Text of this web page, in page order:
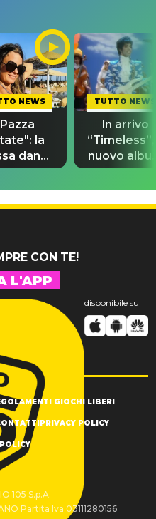
NEWS
la
dance
Sara
TUTTO NEWS
In arrivo
nuovo
di Prince
10 brani
inediti
CON TE!
L'APP
disponibile su
GIOCHI LIBERI
PRIVACY POLICY
105 S.p.A.
Partita Iva 03111280156